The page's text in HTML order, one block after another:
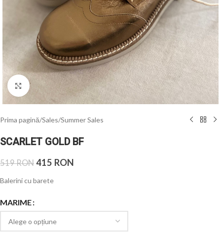
Click to enlarge
Prima pagină/Sales/Summer Sales
SCARLET GOLD BF
519RON 415 RON
Balerini cu barete
MARIME